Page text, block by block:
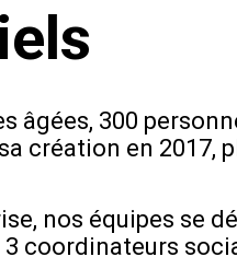
âgées, 300
création en 2017,
nos équipes se
coordinateurs